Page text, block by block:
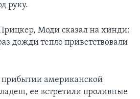
руку.
Моди сказал на хинди:
дожди тепло приветствовали
прибытии американской
ее встретили проливные